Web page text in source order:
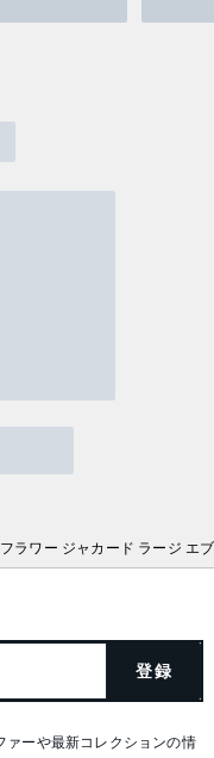
ラワー ジャカード ラージ エ
登録
ァーや最新コレクションの情